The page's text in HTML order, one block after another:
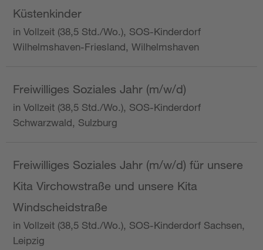
Küstenkinder
in Vollzeit (38,5 Std./Wo.), SOS-Kinderdorf
Wilhelmshaven-Friesland, Wilhelmshaven
Freiwilliges Soziales Jahr (m/w/d)
in Vollzeit (38,5 Std./Wo.), SOS-Kinderdorf
Schwarzwald, Sulzburg
Freiwilliges Soziales Jahr (m/w/d) für unsere
Kita Virchowstraße und unsere Kita
Windscheidstraße
in Vollzeit (38,5 Std./Wo.), SOS-Kinderdorf Sachsen,
Leipzig